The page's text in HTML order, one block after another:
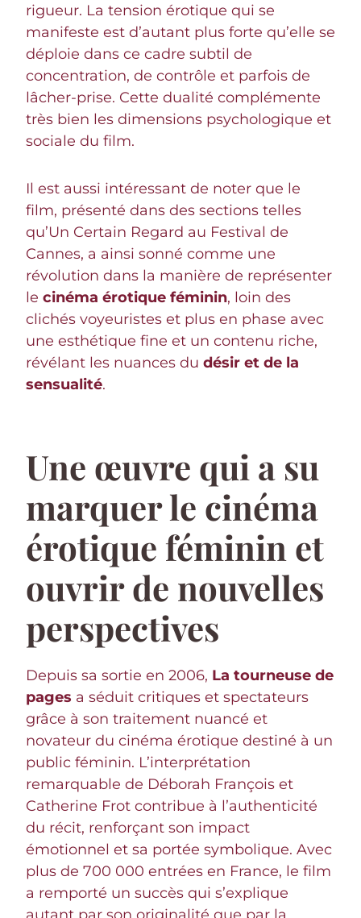
rigueur. La tension érotique qui se
manifeste est d’autant plus forte qu’elle se
déploie dans ce cadre subtil de
concentration, de contrôle et parfois de
lâcher-prise. Cette dualité complémente
très bien les dimensions psychologique et
sociale du film.
Il est aussi intéressant de noter que le
film, présenté dans des sections telles
qu’Un Certain Regard au Festival de
Cannes, a ainsi sonné comme une
révolution dans la manière de représenter
le cinéma érotique féminin, loin des
clichés voyeuristes et plus en phase avec
une esthétique fine et un contenu riche,
révélant les nuances du désir et de la
sensualité.
Une œuvre qui a su
marquer le cinéma
érotique féminin et
ouvrir de nouvelles
perspectives
Depuis sa sortie en 2006, La tourneuse de
pages a séduit critiques et spectateurs
grâce à son traitement nuancé et
novateur du cinéma érotique destiné à un
public féminin. L’interprétation
remarquable de Déborah François et
Catherine Frot contribue à l’authenticité
du récit, renforçant son impact
émotionnel et sa portée symbolique. Avec
plus de 700 000 entrées en France, le film
a remporté un succès qui s’explique
autant par son originalité que par la